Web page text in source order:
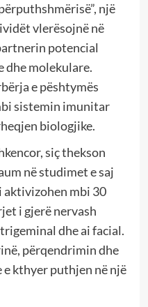
një
vlerësojnë në
potencial
dhe molekulare.
e pështymës
sistemin imunitar
biologjike.
siç thekson
në studimet e saj
mbi 30
i gjerë nervash
dhe ai facial.
përqendrimin dhe
kthyer puthjen në një